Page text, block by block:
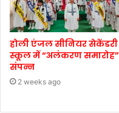
होली एंजल सीनियर सेकेंडरी
स्कूल में “अलंकरण समारोह”
संपन्न
2 weeks ago